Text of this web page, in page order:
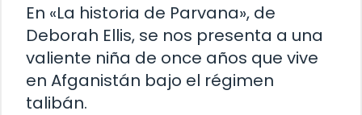
En «La historia de Parvana», de
Deborah Ellis, se nos presenta a una
valiente niña de once años que vive
en Afganistán bajo el régimen
talibán.